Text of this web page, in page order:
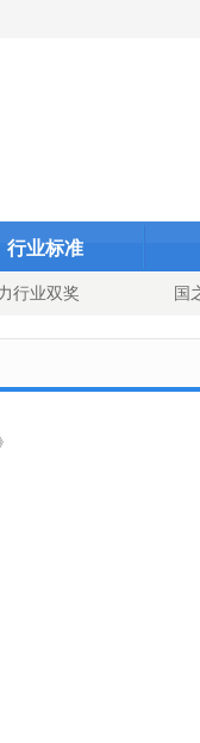
行业标准
行业双奖 国